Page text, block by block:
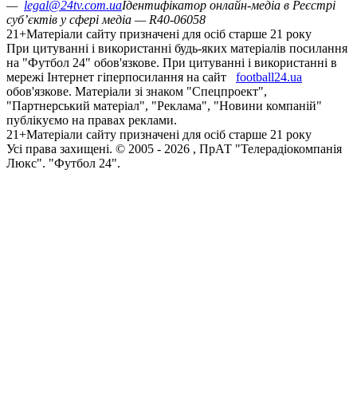
— legal@24tv.com.uaІдентифікатор онлайн-медіа в Реєстрі
суб’єктів у сфері медіа — R40-06058
21+Матеріали сайту призначені для осіб старше 21 року
При цитуванні і використанні будь-яких матеріалів посилання
на "Футбол 24" обов'язкове. При цитуванні і використанні в
мережі Інтернет гіперпосилання на сайт
football24.ua
обов'язкове. Матеріали зі знаком "Спецпроект",
"Партнерський матеріал", "Реклама", "Новини компаній"
публікуємо на правах реклами.
21+Матеріали сайту призначені для осіб старше 21 року
Усi права захищенi. © 2005 - 2026 , ПрАТ "Телерадіокомпанія
Люкс". "Футбол 24".